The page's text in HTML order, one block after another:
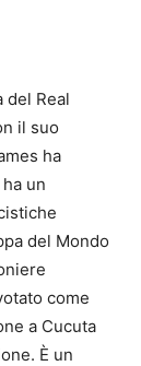
del Real
il suo
ha
un
del Mondo
come
a Cucuta
È un